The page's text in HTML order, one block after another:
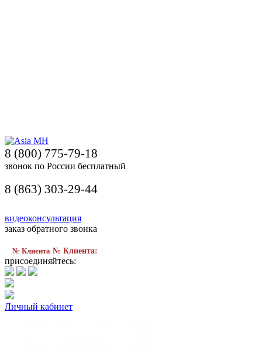
8 (800) 775-79-18
звонок по России бесплатный
8 (863) 303-29-44
видеоконсультация
заказ обратного звонка
№ Клиента № Клиента:
присоединяйтесь:
Личный кабинет